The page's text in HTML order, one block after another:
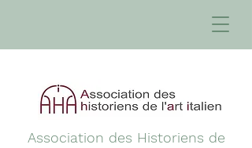
Association des Historiens de